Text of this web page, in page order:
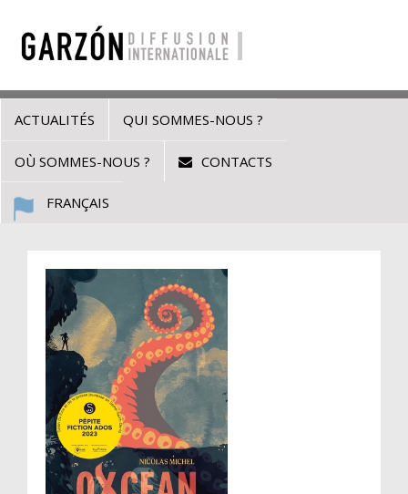
ACTUALITÉS QUI SOMMES-NOUS ?
OÙ SOMMES-NOUS ? CONTACTS
FRANÇAIS